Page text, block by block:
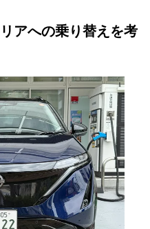
アへの乗り替えを考